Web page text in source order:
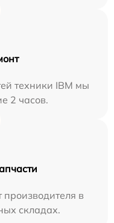
техники IBM мы
2 часов.
производителя в
складах.